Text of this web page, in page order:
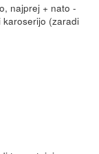
najprej + nato -
karoserijo (zaradi